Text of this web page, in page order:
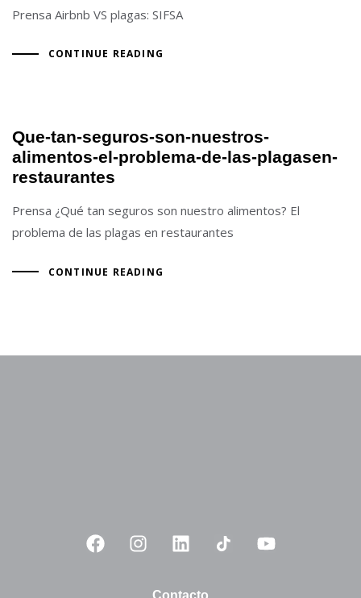
Prensa Airbnb VS plagas: SIFSA
CONTINUE READING
Que-tan-seguros-son-nuestros-
alimentos-el-problema-de-las-plagasen-
restaurantes
Prensa ¿Qué tan seguros son nuestro alimentos? El
problema de las plagas en restaurantes
CONTINUE READING